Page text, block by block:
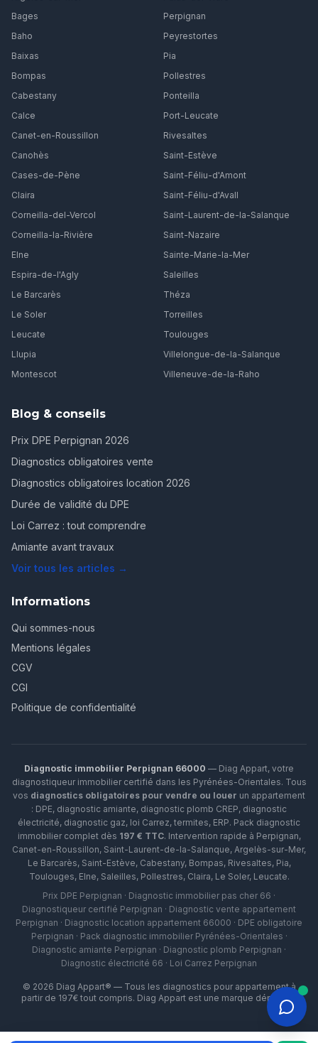
Bages
Baho
Baixas
Bompas
Cabestany
Calce
Canet-en-Roussillon
Canohès
Cases-de-Pène
Claira
Corneilla-del-Vercol
Corneilla-la-Rivière
Elne
Espira-de-l'Agly
Le Barcarès
Le Soler
Leucate
Llupia
Montescot
Perpignan
Peyrestortes
Pia
Pollestres
Ponteilla
Port-Leucate
Rivesaltes
Saint-Estève
Saint-Féliu-d'Amont
Saint-Féliu-d'Avall
Saint-Laurent-de-la-Salanque
Saint-Nazaire
Sainte-Marie-la-Mer
Saleilles
Théza
Torreilles
Toulouges
Villelongue-de-la-Salanque
Villeneuve-de-la-Raho
Blog & conseils
Prix DPE Perpignan 2026
Diagnostics obligatoires vente
Diagnostics obligatoires location 2026
Durée de validité du DPE
Loi Carrez : tout comprendre
Amiante avant travaux
Voir tous les articles →
Informations
Qui sommes-nous
Mentions légales
CGV
CGI
Politique de confidentialité
Diagnostic immobilier Perpignan 66000 — Diag Appart, votre
diagnostiqueur immobilier certifié dans les Pyrénées-Orientales. Tous
vos diagnostics obligatoires pour vendre ou louer un appartement
: DPE, diagnostic amiante, diagnostic plomb CREP, diagnostic
électricité, diagnostic gaz, loi Carrez, termites, ERP. Pack diagnostic
immobilier complet dès 197 € TTC. Intervention rapide à Perpignan,
Canet-en-Roussillon, Saint-Laurent-de-la-Salanque, Argelès-sur-Mer,
Le Barcarès, Saint-Estève, Cabestany, Bompas, Rivesaltes, Pia,
Toulouges, Elne, Saleilles, Pollestres, Claira, Le Soler, Leucate.
Prix DPE Perpignan · Diagnostic immobilier pas cher 66 ·
Diagnostiqueur certifié Perpignan · Diagnostic vente appartement
Perpignan · Diagnostic location appartement 66000 · DPE obligatoire
Perpignan · Pack diagnostic immobilier Pyrénées-Orientales ·
Diagnostic amiante Perpignan · Diagnostic plomb Perpignan ·
Diagnostic électricité 66 · Loi Carrez Perpignan
© 2026 Diag Appart® — Tous les diagnostics pour appartement à
partir de 197€ tout compris. Diag Appart est une marque déposée.